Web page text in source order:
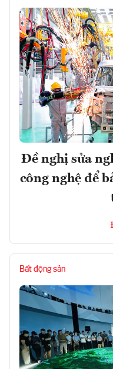
Đề nghị sửa
công nghệ để
Bất động sản